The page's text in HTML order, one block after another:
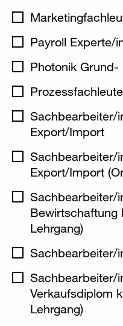
Payroll Experte/
Photonik
Sachbearbeiter/
Export/Import
Sachbearbeiter/
Export/Import
Sachbearbeiter/
Bewirtschaftung
Lehrgang)
Sachbearbeiter/
Sachbearbeiter/
Verkaufsdiplom
Lehrgang)